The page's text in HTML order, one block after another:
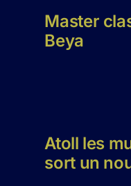
Master
Beya
Atoll les
sort un